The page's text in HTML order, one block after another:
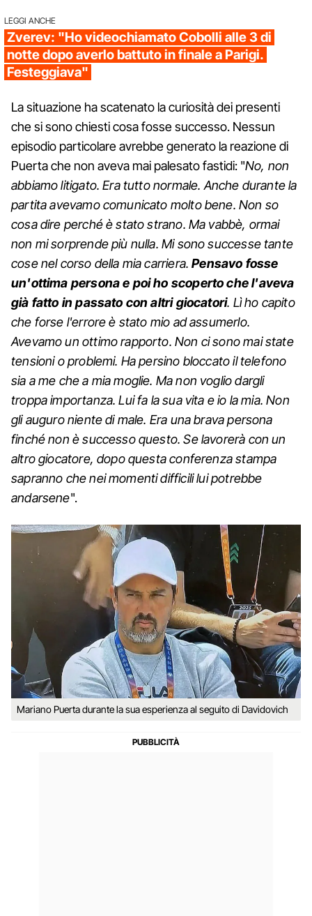
LEGGI ANCHE
Zverev: "Ho videochiamato Cobolli alle 3 di
notte dopo averlo battuto in finale a Parigi.
Festeggiava"
La situazione ha scatenato la curiosità dei presenti
che si sono chiesti cosa fosse successo. Nessun
episodio particolare avrebbe generato la reazione di
Puerta che non aveva mai palesato fastidi: "No, non
abbiamo litigato. Era tutto normale. Anche durante la
partita avevamo comunicato molto bene. Non so
cosa dire perché è stato strano. Ma vabbè, ormai
non mi sorprende più nulla. Mi sono successe tante
cose nel corso della mia carriera.Pensavo fosse
un'ottima persona e poi ho scoperto che l'aveva
già fatto in passato con altri giocatori. Lì ho capito
che forse l'errore è stato mio ad assumerlo.
Avevamo un ottimo rapporto. Non ci sono mai state
tensioni o problemi. Ha persino bloccato il telefono
sia a me che a mia moglie. Ma non voglio dargli
troppa importanza. Lui fa la sua vita e io la mia. Non
gli auguro niente di male. Era una brava persona
finché non è successo questo. Se lavorerà con un
altro giocatore, dopo questa conferenza stampa
sapranno che nei momenti difficili lui potrebbe
andarsene".
Mariano Puerta durante la sua esperienza al seguito di Davidovich